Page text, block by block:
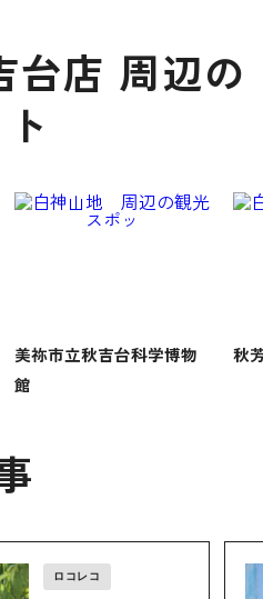
台店 周辺の
美祢市立秋吉台科学博物
館
秋
ロコレコ